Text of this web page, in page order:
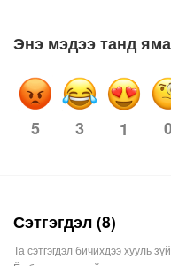
Энэ мэдээ танд
5 3 1
Сэтгэгдэл (8)
Та сэтгэгдэл бичихдээ хууль